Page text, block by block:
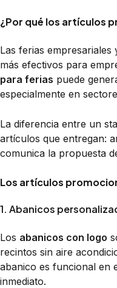
¿Por qué los artículos
Las ferias
más efectivos para
para ferias puede
especialmente en
La diferencia entre un
artículos que entregan:
comunica la propuesta
Los artículos
1. Abanicos
Los abanicos con logo
recintos sin aire
abanico es funcional en
inmediato.